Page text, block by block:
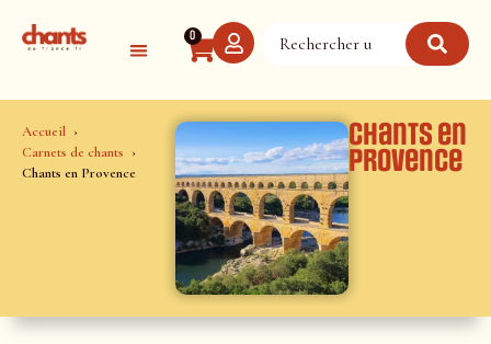
0
Accueil
Carnets de chants
Chants en Provence
Chants en
Provence